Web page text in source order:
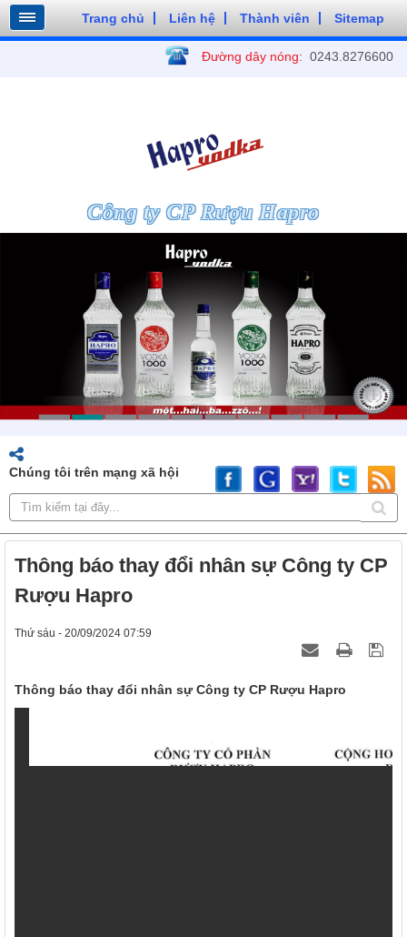
Trang chủ Liên hệ Thành viên Sitemap
Đường dây nóng: 0243.8276600
Công ty CP Rượu Hapro
Chúng tôi trên mạng xã hội
Thông báo thay đổi nhân sự Công ty CP
Rượu Hapro
Thứ sáu - 20/09/2024 07:59
Thông báo thay đổi nhân sự Công ty CP Rượu Hapro